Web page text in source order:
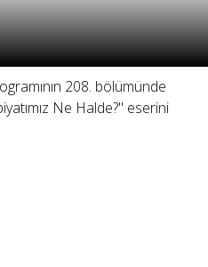
208. bölümünde
Ne Halde?" eserini